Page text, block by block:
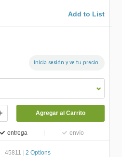
Add to List
Inicia sesión y ve tu precio.
Agregar al Carrito
entrega envío
45811 2 Options